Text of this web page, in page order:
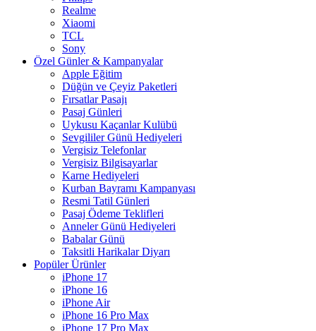
Realme
Xiaomi
TCL
Sony
Özel Günler & Kampanyalar
Apple Eğitim
Düğün ve Çeyiz Paketleri
Fırsatlar Pasajı
Pasaj Günleri
Uykusu Kaçanlar Kulübü
Sevgililer Günü Hediyeleri
Vergisiz Telefonlar
Vergisiz Bilgisayarlar
Karne Hediyeleri
Kurban Bayramı Kampanyası
Resmi Tatil Günleri
Pasaj Ödeme Teklifleri
Anneler Günü Hediyeleri
Babalar Günü
Taksitli Harikalar Diyarı
Popüler Ürünler
iPhone 17
iPhone 16
iPhone Air
iPhone 16 Pro Max
iPhone 17 Pro Max